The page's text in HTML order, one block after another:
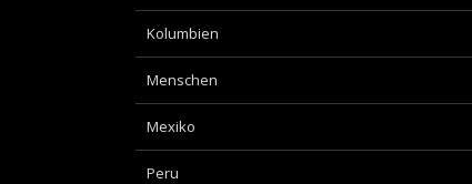
Kolumbien
Menschen
Mexiko
Peru